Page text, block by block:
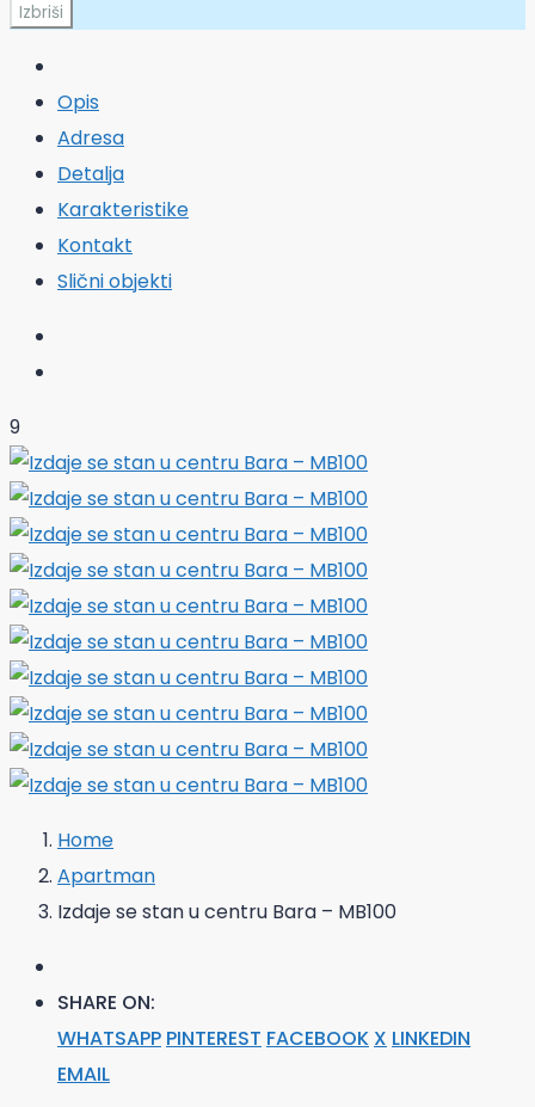
Izbriši
Opis
Adresa
Detalja
Karakteristike
Kontakt
Slični objekti
9
Home
Apartman
Izdaje se stan u centru Bara – MB100
SHARE ON:
WHATSAPP PINTEREST FACEBOOK X LINKEDIN
EMAIL